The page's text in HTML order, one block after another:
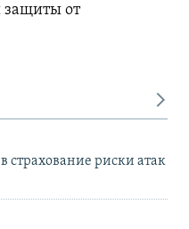
защиты от
страхование риски атак